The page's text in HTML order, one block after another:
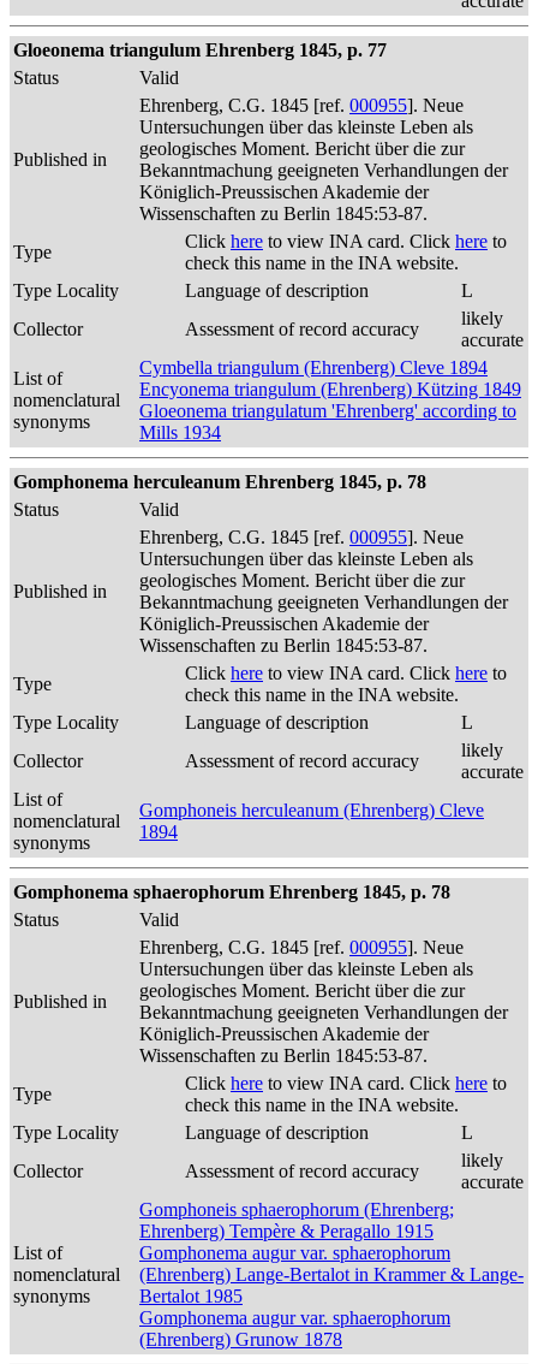
Gloeonema triangulum Ehrenberg 1845, p. 77
Status
Valid
Published in
Ehrenberg, C.G. 1845 [ref. 000955]. Neue
Untersuchungen über das kleinste Leben als
geologisches Moment. Bericht über die zur
Bekanntmachung geeigneten Verhandlungen der
Königlich-Preussischen Akademie der
Wissenschaften zu Berlin 1845:53-87.
Type
Click here to view INA card. Click here to
check this name in the INA website.
Type Locality
Language of description
L
Collector
Assessment of record accuracy
likely
accurate
List of
nomenclatural
synonyms
Cymbella triangulum (Ehrenberg) Cleve 1894
Encyonema triangulum (Ehrenberg) Kützing 1849
Gloeonema triangulatum 'Ehrenberg' according to
Mills 1934
Gomphonema herculeanum Ehrenberg 1845, p. 78
Status
Valid
Published in
Ehrenberg, C.G. 1845 [ref. 000955]. Neue
Untersuchungen über das kleinste Leben als
geologisches Moment. Bericht über die zur
Bekanntmachung geeigneten Verhandlungen der
Königlich-Preussischen Akademie der
Wissenschaften zu Berlin 1845:53-87.
Type
Click here to view INA card. Click here to
check this name in the INA website.
Type Locality
Language of description
L
Collector
Assessment of record accuracy
likely
accurate
List of
nomenclatural
synonyms
Gomphoneis herculeanum (Ehrenberg) Cleve
1894
Gomphonema sphaerophorum Ehrenberg 1845, p. 78
Status
Valid
Published in
Ehrenberg, C.G. 1845 [ref. 000955]. Neue
Untersuchungen über das kleinste Leben als
geologisches Moment. Bericht über die zur
Bekanntmachung geeigneten Verhandlungen der
Königlich-Preussischen Akademie der
Wissenschaften zu Berlin 1845:53-87.
Type
Click here to view INA card. Click here to
check this name in the INA website.
Type Locality
Language of description
L
Collector
Assessment of record accuracy
likely
accurate
List of
nomenclatural
synonyms
Gomphoneis sphaerophorum (Ehrenberg;
Ehrenberg) Tempère & Peragallo 1915
Gomphonema augur var. sphaerophorum
(Ehrenberg) Lange-Bertalot in Krammer & Lange-
Bertalot 1985
Gomphonema augur var. sphaerophorum
(Ehrenberg) Grunow 1878